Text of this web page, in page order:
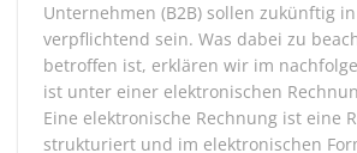
Unternehmen (B2B) sollen zukünftig
verpflichtend sein. Was dabei zu
betroffen ist, erklären wir im
ist unter einer elektronischen
Eine elektronische Rechnung ist eine
strukturiert und im elektronischen